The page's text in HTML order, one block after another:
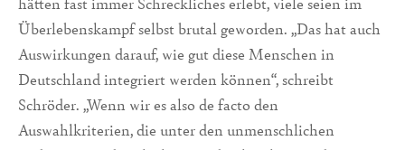
Überlebenskampf selbst brutal geworden. „Das hat auch
Auswirkungen darauf, wie gut diese Menschen in
Deutschland integriert werden können“, schreibt
Schröder. „Wenn wir es also de facto den
Auswahlkriterien, die unter den unmenschlichen